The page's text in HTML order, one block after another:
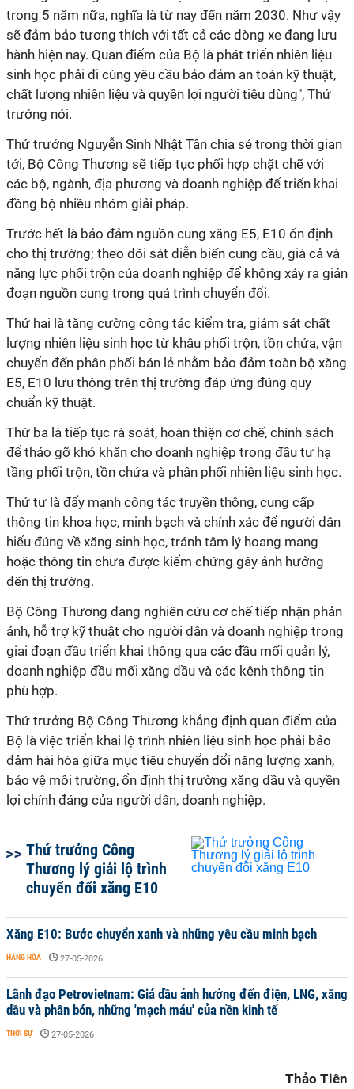
trong 5 năm nữa, nghĩa là từ nay đến năm 2030. Như vậy
sẽ đảm bảo tương thích với tất cả các dòng xe đang lưu
hành hiện nay. Quan điểm của Bộ là phát triển nhiên liệu
sinh học phải đi cùng yêu cầu bảo đảm an toàn kỹ thuật,
chất lượng nhiên liệu và quyền lợi người tiêu dùng", Thứ
trưởng nói.
Thứ trưởng Nguyễn Sinh Nhật Tân chia sẻ trong thời gian
tới, Bộ Công Thương sẽ tiếp tục phối hợp chặt chẽ với
các bộ, ngành, địa phương và doanh nghiệp để triển khai
đồng bộ nhiều nhóm giải pháp.
Trước hết là bảo đảm nguồn cung xăng E5, E10 ổn định
cho thị trường; theo dõi sát diễn biến cung cầu, giá cả và
năng lực phối trộn của doanh nghiệp để không xảy ra gián
đoạn nguồn cung trong quá trình chuyển đổi.
Thứ hai là tăng cường công tác kiểm tra, giám sát chất
lượng nhiên liệu sinh học từ khâu phối trộn, tồn chứa, vận
chuyển đến phân phối bán lẻ nhằm bảo đảm toàn bộ xăng
E5, E10 lưu thông trên thị trường đáp ứng đúng quy
chuẩn kỹ thuật.
Thứ ba là tiếp tục rà soát, hoàn thiện cơ chế, chính sách
để tháo gỡ khó khăn cho doanh nghiệp trong đầu tư hạ
tầng phối trộn, tồn chứa và phân phối nhiên liệu sinh học.
Thứ tư là đẩy mạnh công tác truyền thông, cung cấp
thông tin khoa học, minh bạch và chính xác để người dân
hiểu đúng về xăng sinh học, tránh tâm lý hoang mang
hoặc thông tin chưa được kiểm chứng gây ảnh hưởng
đến thị trường.
Bộ Công Thương đang nghiên cứu cơ chế tiếp nhận phản
ánh, hỗ trợ kỹ thuật cho người dân và doanh nghiệp trong
giai đoạn đầu triển khai thông qua các đầu mối quản lý,
doanh nghiệp đầu mối xăng dầu và các kênh thông tin
phù hợp.
Thứ trưởng Bộ Công Thương khẳng định quan điểm của
Bộ là việc triển khai lộ trình nhiên liệu sinh học phải bảo
đảm hài hòa giữa mục tiêu chuyển đổi năng lượng xanh,
bảo vệ môi trường, ổn định thị trường xăng dầu và quyền
lợi chính đáng của người dân, doanh nghiệp.
Thứ trưởng Công
Thương lý giải lộ trình
chuyển đổi xăng E10
Xăng E10: Bước chuyển xanh và những yêu cầu minh bạch
HÀNG HÓA - 27-05-2026
Lãnh đạo Petrovietnam: Giá dầu ảnh hưởng đến điện, LNG, xăng
dầu và phân bón, những 'mạch máu' của nền kinh tế
THỜI SỰ - 27-05-2026
Thảo Tiên